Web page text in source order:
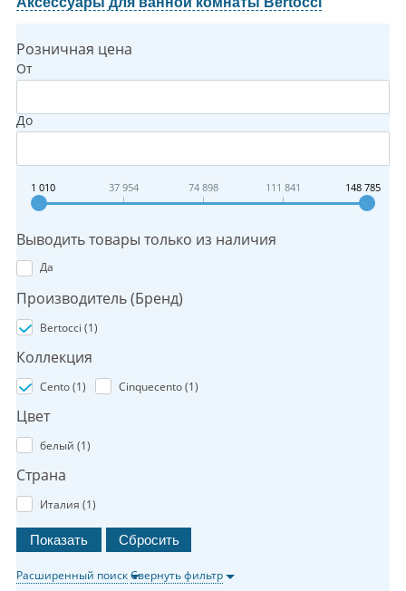
Розничная цена
От
До
1 010 37 954 74 898 111 841 148 785
Выводить товары только из наличия
Да
Производитель (Бренд)
Bertocci (1)
Коллекция
Cento (1) Cinquecento (1)
Цвет
белый (1)
Страна
Италия (1)
Расширенный поискСвернуть фильтр